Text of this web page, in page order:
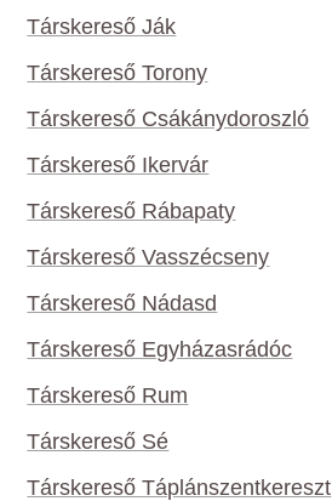
Társkereső Ják
Társkereső Torony
Társkereső Csákánydoroszló
Társkereső Ikervár
Társkereső Rábapaty
Társkereső Vasszécseny
Társkereső Nádasd
Társkereső Egyházasrádóc
Társkereső Rum
Társkereső Sé
Társkereső Táplánszentkereszt